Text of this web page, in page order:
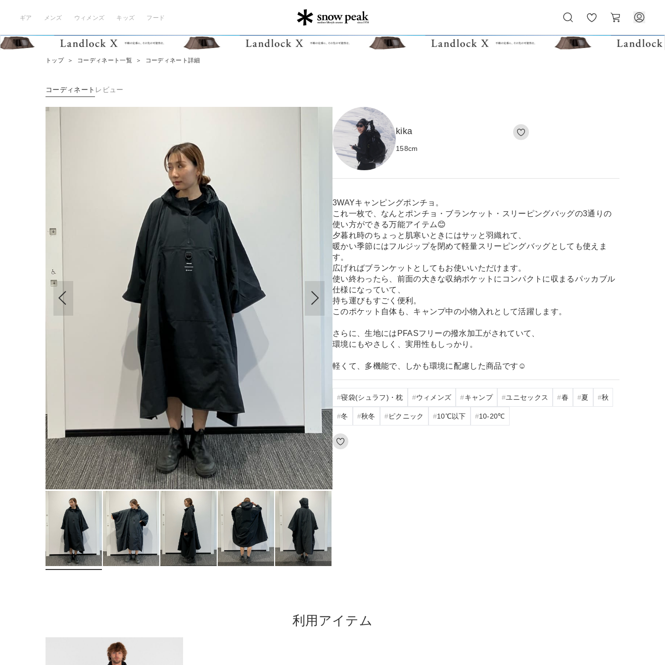
ギア メンズ ウィメンズ キッズ フード
気
に
ー
ト
トップ ＞ コーディネート一覧 ＞ コーディネート詳細
コーディネート レビュー
kika
158cm
3WAYキャンピングポンチョ。
これ一枚で、なんとポンチョ・ブランケット・スリーピングバッグの3通りの
使い方ができる万能アイテム😊
夕暮れ時のちょっと肌寒いときにはサッと羽織れて、
暖かい季節にはフルジップを閉めて軽量スリーピングバッグとしても使えま
す。
広げればブランケットとしてもお使いいただけます。
使い終わったら、前面の大きな収納ポケットにコンパクトに収まるパッカブル
仕様になっていて、
持ち運びもすごく便利。
このポケット自体も、キャンプ中の小物入れとして活躍します。
さらに、生地にはPFASフリーの撥水加工がされていて、
環境にもやさしく、実用性もしっかり。
軽くて、多機能で、しかも環境に配慮した商品です☺️
寝袋(シュラフ)・枕 ウィメンズ キャンプ ユニセックス 春 夏 秋
冬 秋冬 ピクニック 10℃以下 10‐20℃
利用アイテム